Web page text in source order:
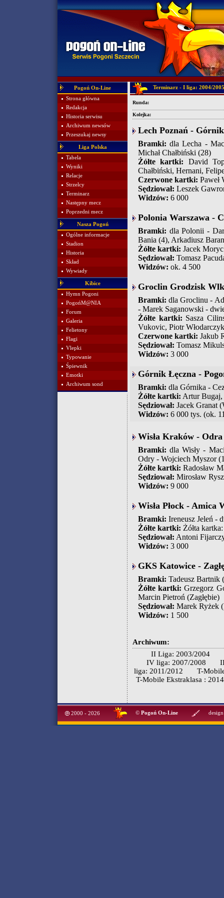
Pogoń On-Line
Strona główna
Redakcja
Historia serwisu
Archiwum newsów
Przeszukaj newsy
Liga Polska
Tabela
Wyniki
Relacje
Strzelcy
Terminarz
Następny mecz
Poprzedni mecz
Nasza Pogoń
Ogólne informacje
Stadion
Historia
Skład
Wywiady
Kibice
Hymn Pogoni
PogońM@NIA
Forum
Galeria
Felietony
Flagi
Vlepki
Typowanie
Śpiewnik
Emotki
Archiwum sond
Terminarz - I liga: 2004/2005
Runda:
Kolejka:
Lech Poznań -
Bramki: dla Lecha -
Michał Chałbiński (28)
Żółte kartki: David
Chałbiński, Hernani,
Czerwone kartki: Paweł
Sędziował: Leszek
Widzów: 6 000
Polonia Warszawa -
Bramki: dla Polonii -
Bania (4), Arkadiusz
Żółte kartki: Jacek
Sędziował: Tomasz
Widzów: ok. 4 500
Groclin Grodzisk
Bramki: dla Groclinu -
- Marek Saganowski -
Żółte kartki: Sasza
Vukovic, Piotr
Czerwone kartki: Jakub
Sędziował: Tomasz
Widzów: 3 000
Górnik Łęczna -
Bramki: dla Górnika -
Żółte kartki: Artur Bugaj,
Sędziował: Jacek Granat
Widzów: 6 000 tys. (ok.
Wisła Kraków - Odra
Bramki: dla Wisły -
Odry - Wojciech Myszor
Żółte kartki: Radosław
Sędziował: Mirosław
Widzów: 9 000
Wisła Płock - Amica
Bramki: Ireneusz Jeleń -
Żółte kartki: Żółta
Sędziował: Antoni
Widzów: 3 000
GKS Katowice -
Bramki: Tadeusz Bartnik
Żółte kartki: Grzegorz
Marcin Pietroń (Zagłębie)
Sędziował: Marek Ryżek
Widzów: 1 500
Archiwum:
II Liga: 2003/2004
IV liga: 2007/2008
liga: 2011/2012
T-
T-Mobile Ekstraklasa :
2000 - 2026 © Pogoń On-Line